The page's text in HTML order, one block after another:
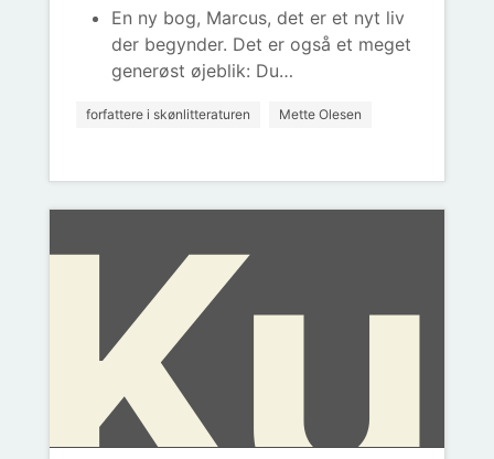
En ny bog, Marcus, det er et nyt liv
der begynder. Det er også et meget
generøst øjeblik: Du…
forfattere i skønlitteraturen Mette Olesen